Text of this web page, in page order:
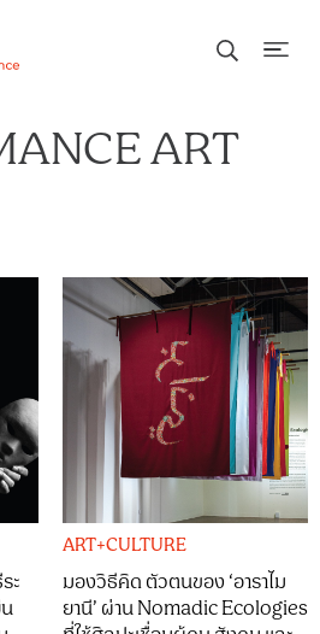
ART
ะ
ART+CULTURE
มองวิธีคิด ตัวตนของ ‘อาราไม
ยานี’ ผ่าน Nomadic Ecologies